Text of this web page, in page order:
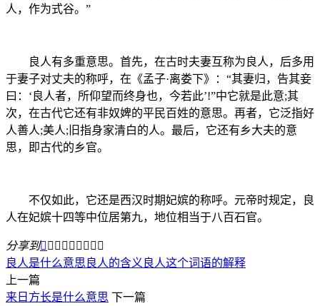
人，作为式谷。”
良人有多重意思。首先，在古时夫妻互称为良人，后多用
于妻子对丈夫的称呼，在《孟子·离娄下》：“其妻归，告其妾
曰：‘良人者，所仰望而终身也，今若此’!”中它就是此意;其
次，在古代它还有非奴婢的平民百姓的意思。再者，它泛指好
人善人;美人;旧指身家清白的人。最后，它还有乡大夫的意
思，即古代的乡官。
不仅如此，它还是西汉时期妃嫔的称呼。元帝时规定，良
人在妃嫔十四等中位居第九，地位相当于八百石官。
分享到        
良人是什么意思 良人的含义 良人这个词语的解释
上一篇
来日方长是什么意思 下一篇